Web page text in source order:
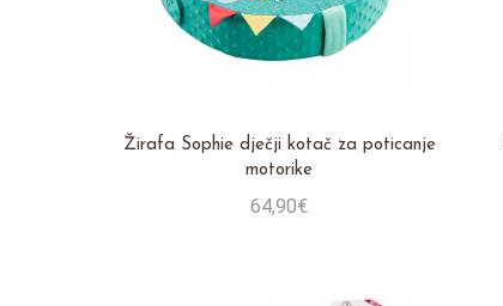
Žirafa Sophie dječji kotač za poticanje
motorike
64,90€